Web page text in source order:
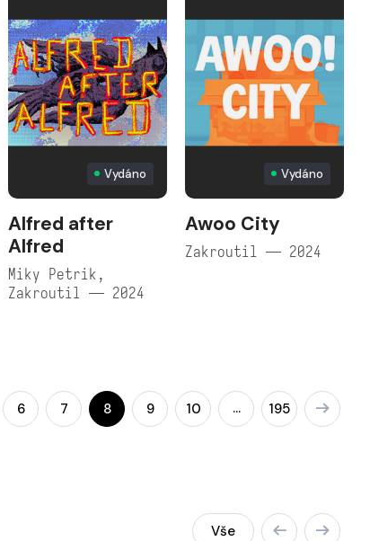
Vydáno
Alfred after
Alfred
Miky Petrik,
Zakroutil — 2024
Vydáno
Awoo City
Zakroutil — 2024
6 7 8 9 10 … 195
Vše